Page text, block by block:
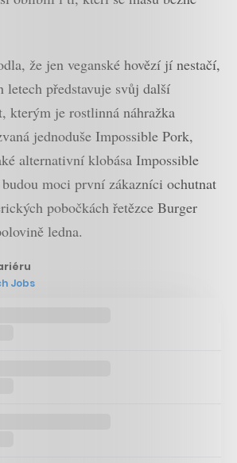
že jen veganské hovězí jí nestačí,
letech představuje svůj další
kterým je rostlinná náhražka
jednoduše Impossible Pork,
alternativní klobása Impossible
budou moci první zákazníci ochutnat
pobočkách řetězce Burger
ledna.
Jobs